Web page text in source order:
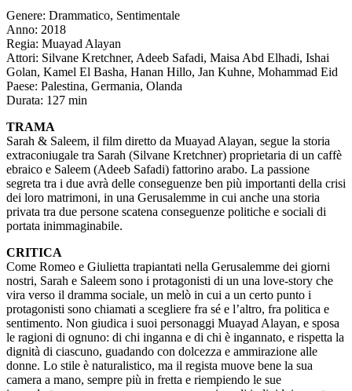
Genere: Drammatico, Sentimentale
Anno: 2018
Regia: Muayad Alayan
Attori: Silvane Kretchner, Adeeb Safadi, Maisa Abd Elhadi, Ishai
Golan, Kamel El Basha, Hanan Hillo, Jan Kuhne, Mohammad Eid
Paese: Palestina, Germania, Olanda
Durata: 127 min
TRAMA
Sarah & Saleem, il film diretto da Muayad Alayan, segue la storia
extraconiugale tra Sarah (Silvane Kretchner) proprietaria di un caffè
ebraico e Saleem (Adeeb Safadi) fattorino arabo. La passione
segreta tra i due avrà delle conseguenze ben più importanti della crisi
dei loro matrimoni, in una Gerusalemme in cui anche una storia
privata tra due persone scatena conseguenze politiche e sociali di
portata inimmaginabile.
CRITICA
Come Romeo e Giulietta trapiantati nella Gerusalemme dei giorni
nostri, Sarah e Saleem sono i protagonisti di un una love-story che
vira verso il dramma sociale, un melò in cui a un certo punto i
protagonisti sono chiamati a scegliere fra sé e l’altro, fra politica e
sentimento. Non giudica i suoi personaggi Muayad Alayan, e sposa
le ragioni di ognuno: di chi inganna e di chi è ingannato, e rispetta la
dignità di ciascuno, guadando con dolcezza e ammirazione alle
donne. Lo stile è naturalistico, ma il regista muove bene la sua
camera a mano, sempre più in fretta e riempiendo le sue